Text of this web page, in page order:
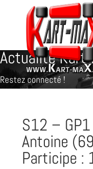
Actualité
Restez connecté !
S12 –
Antoine
Participe :